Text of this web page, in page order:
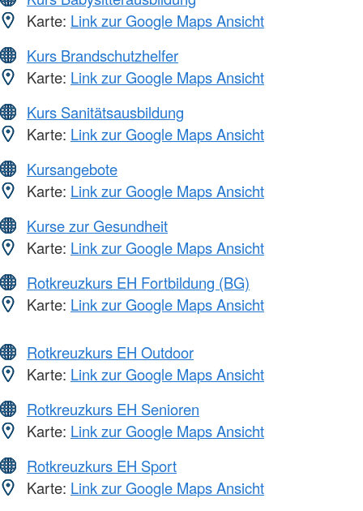
Karte: Link zur Google Maps Ansicht
Kurs Brandschutzhelfer
Karte: Link zur Google Maps Ansicht
Kurs Sanitätsausbildung
Karte: Link zur Google Maps Ansicht
Kursangebote
Karte: Link zur Google Maps Ansicht
Kurse zur Gesundheit
Karte: Link zur Google Maps Ansicht
Rotkreuzkurs EH Fortbildung (BG)
Karte: Link zur Google Maps Ansicht
Rotkreuzkurs EH Outdoor
Karte: Link zur Google Maps Ansicht
Rotkreuzkurs EH Senioren
Karte: Link zur Google Maps Ansicht
Rotkreuzkurs EH Sport
Karte: Link zur Google Maps Ansicht